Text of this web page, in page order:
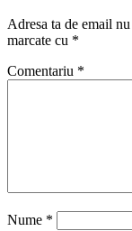
Adresa ta de email
marcate cu *
Comentariu *
Nume *